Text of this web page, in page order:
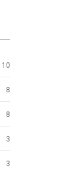
10
8
8
3
3